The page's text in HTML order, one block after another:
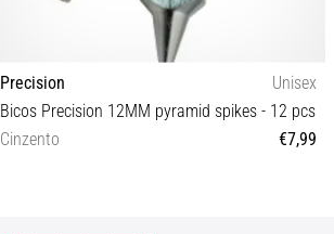
Precision
Unisex
Bicos Precision 12MM pyramid spikes - 12 pcs
Cinzento
€7,99